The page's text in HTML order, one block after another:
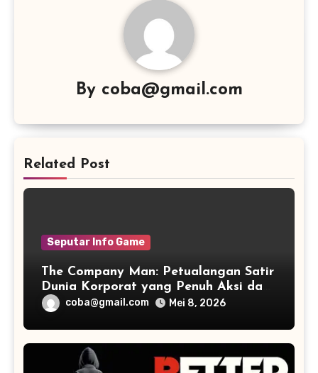
By coba@gmail.com
Related Post
Seputar Info Game
The Company Man: Petualangan Satir
Dunia Korporat yang Penuh Aksi dan
Humorcoba@gmail.com Mei 8, 2026